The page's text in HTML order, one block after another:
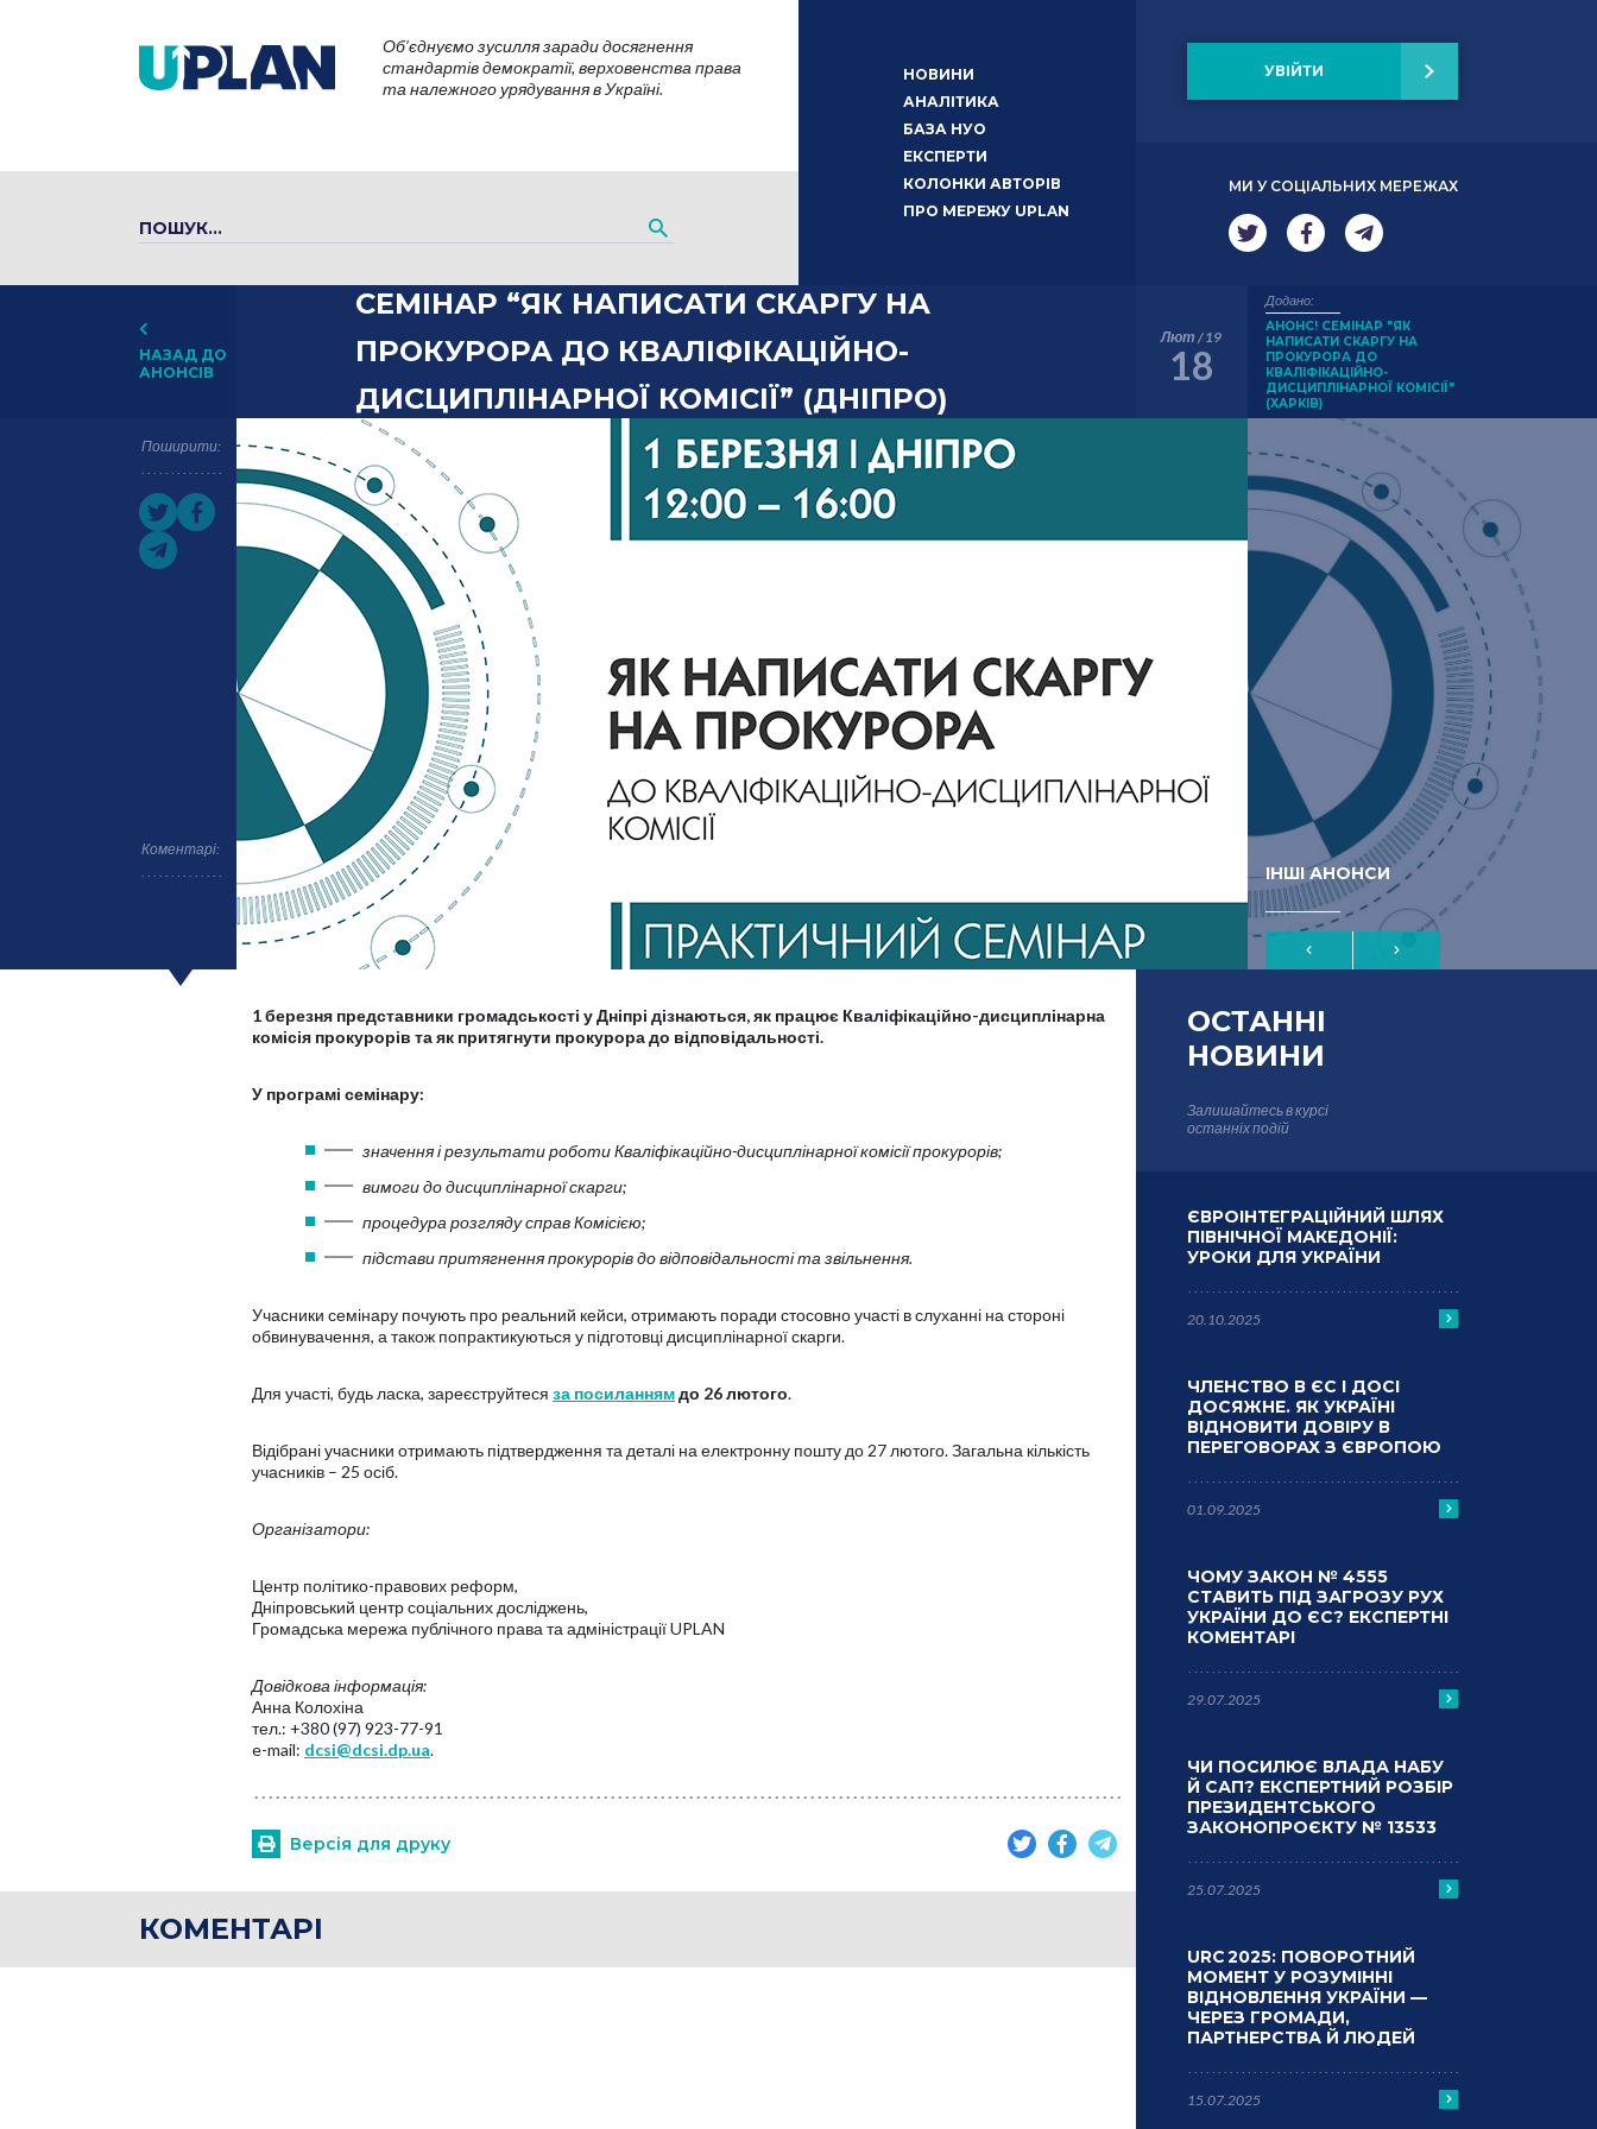
Об’єднуємо зусилля заради досягнення
стандартів демократії, верховенства права
та належного урядування в Україні.
НОВИНИ
АНАЛІТИКА
БАЗА НУО
ЕКСПЕРТИ
КОЛОНКИ АВТОРІВ
ПРО МЕРЕЖУ UPLAN
УВІЙТИ
МИ У СОЦІАЛЬНИХ МЕРЕЖАХ
НАЗАД ДО
АНОНСІВ
Поширити:
Коментарі:
СЕМІНАР “ЯК НАПИСАТИ СКАРГУ НА
ПРОКУРОРА ДО КВАЛІФІКАЦІЙНО-
ДИСЦИПЛІНАРНОЇ КОМІСІЇ” (ДНІПРО)
Лют / 19
18
Додано:
АНОНС! СЕМІНАР "ЯК
НАПИСАТИ СКАРГУ НА
ПРОКУРОРА ДО
КВАЛІФІКАЦІЙНО-
ДИСЦИПЛІНАРНОЇ КОМІСІЇ"
(ХАРКІВ)
ІНШІ АНОНСИ
1 березня представники громадськості у Дніпрі дізнаються, як працює Кваліфікаційно-дисциплінарна
комісія прокурорів та як притягнути прокурора до відповідальності.
У програмі семінару:
значення і результати роботи Кваліфікаційно-дисциплінарної комісії прокурорів;
вимоги до дисциплінарної скарги;
процедура розгляду справ Комісією;
підстави притягнення прокурорів до відповідальності та звільнення.
Учасники семінару почують про реальний кейси, отримають поради стосовно участі в слуханні на стороні
обвинувачення, а також попрактикуються у підготовці дисциплінарної скарги.
Для участі, будь ласка, зареєструйтеся за посиланнямдо 26 лютого.
Відібрані учасники отримають підтвердження та деталі на електронну пошту до 27 лютого. Загальна кількість
учасників – 25 осіб.
Організатори:
Центр політико-правових реформ,
Дніпровський центр соціальних досліджень,
Громадська мережа публічного права та адміністрації UPLAN
Довідкова інформація:
Анна Колохіна
тел.: +380 (97) 923-77-91
e-mail: dcsi@dcsi.dp.ua.
Версія для друку
КОМЕНТАРІ
ОСТАННІ
НОВИНИ
Залишайтесь в курсі
останніх подій
ЄВРОІНТЕГРАЦІЙНИЙ ШЛЯХ
ПІВНІЧНОЇ МАКЕДОНІЇ:
УРОКИ ДЛЯ УКРАЇНИ
20.10.2025
ЧЛЕНСТВО В ЄС І ДОСІ
ДОСЯЖНЕ. ЯК УКРАЇНІ
ВІДНОВИТИ ДОВІРУ В
ПЕРЕГОВОРАХ З ЄВРОПОЮ
01.09.2025
ЧОМУ ЗАКОН № 4555
СТАВИТЬ ПІД ЗАГРОЗУ РУХ
УКРАЇНИ ДО ЄС? ЕКСПЕРТНІ
КОМЕНТАРІ
29.07.2025
ЧИ ПОСИЛЮЄ ВЛАДА НАБУ
Й САП? ЕКСПЕРТНИЙ РОЗБІР
ПРЕЗИДЕНТСЬКОГО
ЗАКОНОПРОЄКТУ № 13533
25.07.2025
URC 2025: ПОВОРОТНИЙ
МОМЕНТ У РОЗУМІННІ
ВІДНОВЛЕННЯ УКРАЇНИ —
ЧЕРЕЗ ГРОМАДИ,
ПАРТНЕРСТВА Й ЛЮДЕЙ
15.07.2025